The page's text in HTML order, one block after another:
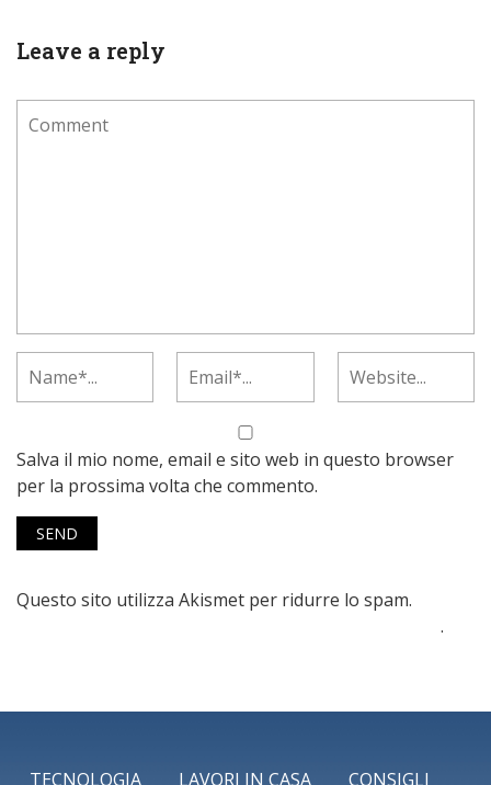
Leave a reply
Salva il mio nome, email e sito web in questo browser
per la prossima volta che commento.
Questo sito utilizza Akismet per ridurre lo spam.
.
TECNOLOGIA LAVORI IN CASA CONSIGLI